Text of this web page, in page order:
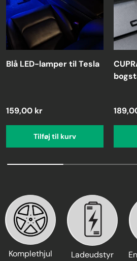
Blå LED-lamper til Tesla
159,00 kr
Tilføj til kurv
Komplethjul Ladeudstyr